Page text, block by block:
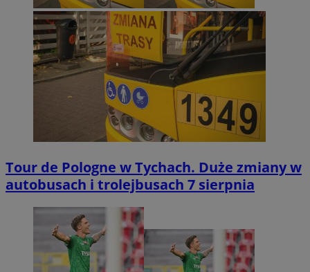
Tour de Pologne w Tychach. Duże zmiany w
autobusach i trolejbusach 7 sierpnia